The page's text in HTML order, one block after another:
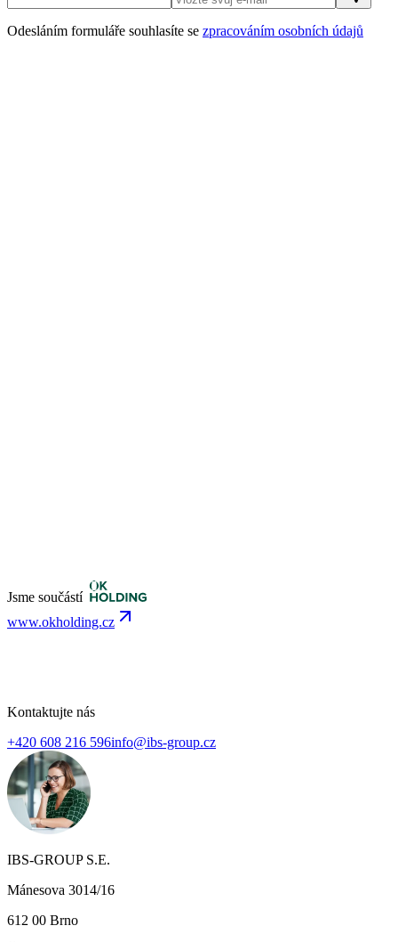
Odesláním formuláře souhlasíte se zpracováním osobních údajů
Jsme součástí
www.okholding.cz
Kontaktujte nás
+420 608 216 596info@ibs-group.cz
IBS-GROUP S.E.
Mánesova 3014/16
612 00 Brno